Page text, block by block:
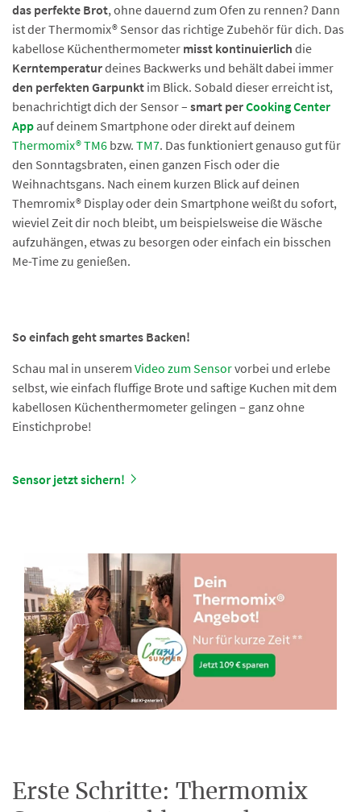
das perfekte Brot, ohne dauernd zum Ofen zu rennen? Dann
ist der Thermomix® Sensor das richtige Zubehör für dich. Das
kabellose Küchenthermometer misst kontinuierlich die
Kerntemperaturdeines Backwerks und behält dabei immer
den perfekten Garpunkt im Blick. Sobald dieser erreicht ist,
benachrichtigt dich der Sensor – smart perCooking Center
App auf deinem Smartphone oder direkt auf deinem
Thermomix® TM6 bzw. TM7. Das funktioniert genauso gut für
den Sonntagsbraten, einen ganzen Fisch oder die
Weihnachtsgans. Nach einem kurzen Blick auf deinen
Themromix® Display oder dein Smartphone weißt du sofort,
wieviel Zeit dir noch bleibt, um beispielsweise die Wäsche
aufzuhängen, etwas zu besorgen oder einfach ein bisschen
Me-Time zu genießen.
So einfach geht smartes Backen!
Schau mal in unserem Video zum Sensorvorbei und erlebe
selbst, wie einfach fluffige Brote und saftige Kuchen mit dem
kabellosen Küchenthermometer gelingen – ganz ohne
Einstichprobe!
Sensor jetzt sichern!
Erste Schritte: Thermomix